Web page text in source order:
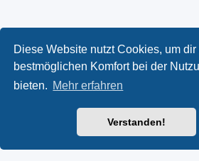
Diese Website nutzt Cookies, um dir
bestmöglichen Komfort bei der
bieten. Mehr erfahren
Verstanden!